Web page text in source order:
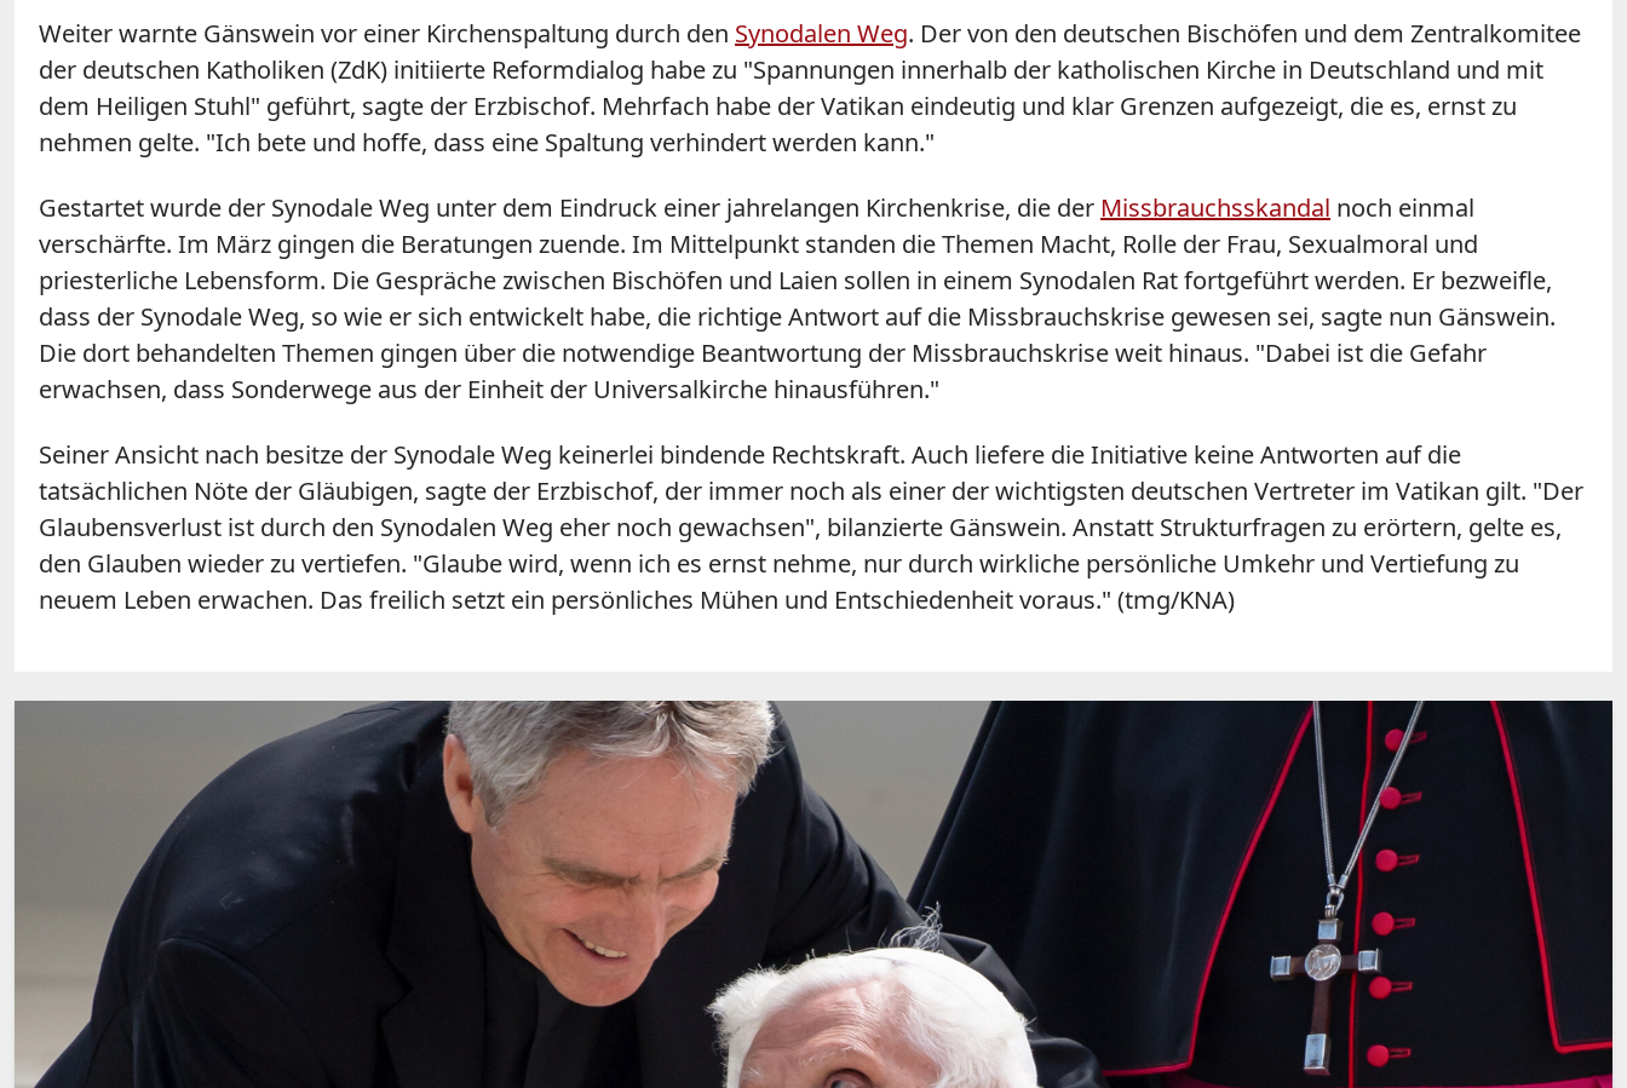
Weiter warnte Gänswein vor einer Kirchenspaltung durch den Synodalen Weg. Der von den deutschen Bischöfen und dem Zentralkomitee
der deutschen Katholiken (ZdK) initiierte Reformdialog habe zu "Spannungen innerhalb der katholischen Kirche in Deutschland und mit
dem Heiligen Stuhl" geführt, sagte der Erzbischof. Mehrfach habe der Vatikan eindeutig und klar Grenzen aufgezeigt, die es, ernst zu
nehmen gelte. "Ich bete und hoffe, dass eine Spaltung verhindert werden kann."
Gestartet wurde der Synodale Weg unter dem Eindruck einer jahrelangen Kirchenkrise, die der Missbrauchsskandal noch einmal
verschärfte. Im März gingen die Beratungen zuende. Im Mittelpunkt standen die Themen Macht, Rolle der Frau, Sexualmoral und
priesterliche Lebensform. Die Gespräche zwischen Bischöfen und Laien sollen in einem Synodalen Rat fortgeführt werden. Er bezweifle,
dass der Synodale Weg, so wie er sich entwickelt habe, die richtige Antwort auf die Missbrauchskrise gewesen sei, sagte nun Gänswein.
Die dort behandelten Themen gingen über die notwendige Beantwortung der Missbrauchskrise weit hinaus. "Dabei ist die Gefahr
erwachsen, dass Sonderwege aus der Einheit der Universalkirche hinausführen."
Seiner Ansicht nach besitze der Synodale Weg keinerlei bindende Rechtskraft. Auch liefere die Initiative keine Antworten auf die
tatsächlichen Nöte der Gläubigen, sagte der Erzbischof, der immer noch als einer der wichtigsten deutschen Vertreter im Vatikan gilt. "Der
Glaubensverlust ist durch den Synodalen Weg eher noch gewachsen", bilanzierte Gänswein. Anstatt Strukturfragen zu erörtern, gelte es,
den Glauben wieder zu vertiefen. "Glaube wird, wenn ich es ernst nehme, nur durch wirkliche persönliche Umkehr und Vertiefung zu
neuem Leben erwachen. Das freilich setzt ein persönliches Mühen und Entschiedenheit voraus." (tmg/KNA)